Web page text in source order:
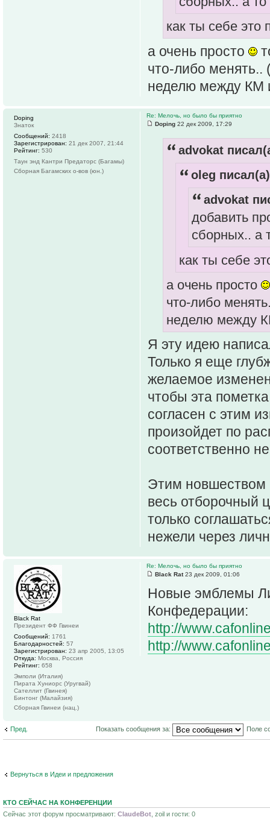
как ты себе это
а очень просто
что-либо
неделю между КМ
Re: Мелочь, но было бы приятно
Doping 22 дек 2009, 17:29
advokat
oleg
advokat
добавить
сборных.. а
как ты себе
а очень просто
что-либо
неделю между
Я эту идею
Только я еще
желаемое
чтобы эта
согласен с этим
произойдет по
соответственно
Этим новшеством
весь отборочный
только
нежели через
Doping
Знаток
Сообщений: 2418
Зарегистрирован: 21 дек 2007, 21:44
Рейтинг: 530
Таун энд Кантри Предаторс (Багамы)
Сборная Багамских о-вов (юн.)
Re: Мелочь, но было бы приятно
Black Rat23 дек 2009, 01:06
Новые эмблемы
Конфедерации:
http://
http://
Black Rat
Президент ФФ Гвинеи
Сообщений: 1761
Благодарностей: 57
Зарегистрирован: 23 апр 2005, 13:05
Откуда: Москва, Россия
Рейтинг: 658
Эмполи (Италия)
Пирата Хуниорс (Уругвай)
Сателлит (Гвинея)
Бинтонг (Малайзия)
Сборная Гвинеи (нац.)
Пред. Показать сообщения за: Поле
Вернуться в Идеи и предложения
КТО СЕЙЧАС НА КОНФЕРЕНЦИИ
Сейчас этот форум просматривают: ClaudeBot , zoil и гости: 0